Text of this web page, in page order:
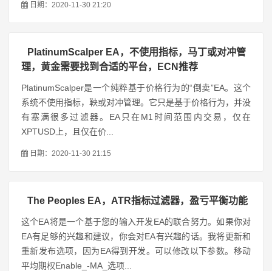
日期：2020-11-30 21:20
PlatinumScalper EA，不使用指标，马丁或对冲管
理，黄金需要找到合适的平台，ECN推荐
PlatinumScalper是一个纯粹基于价格行为的“倒卖”EA。这个
系统不使用指标，鞅或对冲管理。它只是基于价格行为，并没
有塞满很多过滤器。EA只在M1时间范围内交易，仅在
XPTUSD上，且仅在价...
日期：2020-11-30 21:15
The Peoples EA，ATR指标过滤器，盈亏平衡功能
这个EA将是一个基于您的输入开发EA的联合努力。如果你对
EA有足够的兴趣和建议，你会对EA有兴趣的话。我将更新和
重新发布选项，因为EA得到开发。可以修改以下参数。移动
平均期权Enable_-MA_选项...